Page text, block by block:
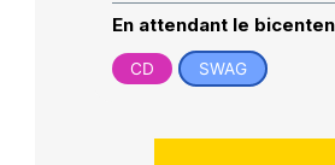
En attendant le
CD SWAG